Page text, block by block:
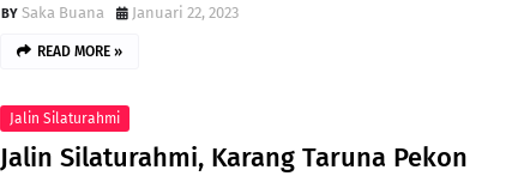
Saka Buana
Januari 22, 2023
READ MORE »
Jalin Silaturahmi
Jalin Silaturahmi, Karang Taruna Pekon